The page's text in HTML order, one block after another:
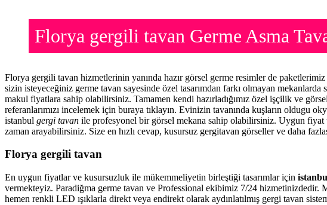
Florya gergili tavan Germe Asma
Florya gergili tavan hizmetlerinin yanında hazır görsel germe resimler de
sizin isteyeceğiniz germe tavan sayesinde özel tasarımdan farkı olmayan
makul fiyatlara sahip olabilirsiniz. Tamamen kendi hazırladığımız özel işçilik ve
referanlarımızı incelemek için buraya tıklayın. Evinizin tavanında kuşların oldugu
istanbul gergi tavan ile profesyonel bir görsel mekana sahip olabilirsiniz. Uygun fiyat
zaman arayabilirsiniz. Size en hızlı cevap, kusursuz gergitavan görseller ve daha
Florya gergili tavan
En uygun fiyatlar ve kusursuzluk ile mükemmeliyetin birleştiği tasarımlar için
vermekteyiz. Paradiğma germe tavan ve Professional ekibimiz 7/24 hizmetinizdedir.
hemen renkli LED ışıklarla direkt veya endirekt olarak aydınlatılmış gergi tavan